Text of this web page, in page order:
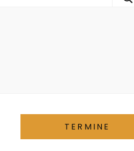
TERMINE